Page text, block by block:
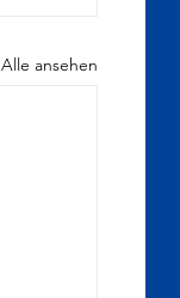
Alle ansehen